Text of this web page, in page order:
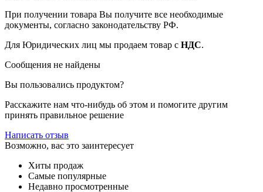
При получении товара Вы получите все необходимые
документы, согласно законодательству РФ.
Для Юридических лиц мы продаем товар с НДС.
Сообщения не найдены
Вы пользовались продуктом?
Расскажите нам что-нибудь об этом и помогите другим
принять правильное решение
Написать отзыв
Возможно, вас это заинтересует
Хиты продаж
Самые популярные
Недавно просмотренные